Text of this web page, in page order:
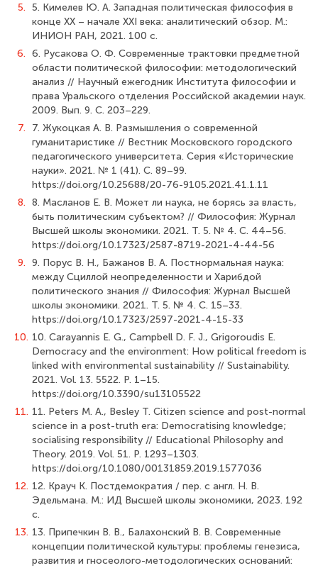
5. 5. Кимелев Ю. А. Западная политическая философия в
конце ХХ – начале ХХI века: аналитический обзор. М.:
ИНИОН РАН, 2021. 100 с.
6. 6. Русакова О. Ф. Современные трактовки предметной
области политической философии: методологический
анализ // Научный ежегодник Института философии и
права Уральского отделения Российской академии наук.
2009. Вып. 9. С. 203–229.
7.
7. Жукоцкая А. В. Размышления о современной
гуманитаристике // Вестник Московского городского
педагогического университета. Серия «Исторические
науки». 2021. № 1 (41). С. 89–99.
https://doi.org/10.25688/20-76-9105.2021.41.1.11
8. 8. Масланов Е. В. Может ли наука, не борясь за власть,
быть политическим субъектом? // Философия: Журнал
Высшей школы экономики. 2021. Т. 5. № 4. С. 44–56.
https://doi.org/10.17323/2587-8719-2021-4-44-56
9. 9. Порус В. Н., Бажанов В. А. Постнормальная наука:
между Сциллой неопределенности и Харибдой
политического знания // Философия: Журнал Высшей
школы экономики. 2021. Т. 5. № 4. С. 15–33.
https://doi.org/10.17323/2597-2021-4-15-33
10. 10. Carayannis E. G., Campbell D. F. J., Grigoroudis E.
Democracy and the environment: How political freedom is
linked with environmental sustainability // Sustainability.
2021. Vol. 13. 5522. Р. 1–15.
https://doi.org/10.3390/su13105522
11. 11. Peters M. A., Besley T. Citizen science and post-normal
science in a post-truth era: Democratising knowledge;
socialising responsibility // Educational Philosophy and
Theory. 2019. Vol. 51. P. 1293–1303.
https://doi.org/10.1080/00131859.2019.1577036
12. 12. Крауч К. Постдемократия / пер. с англ. Н. В.
Эдельмана. М.: ИД Высшей школы экономики, 2023. 192
с.
13. 13. Припечкин В. В., Балахонский В. В. Современные
концепции политической культуры: проблемы генезиса,
развития и гносеолого-методологических оснований: